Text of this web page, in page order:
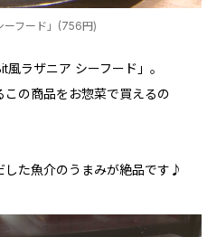
ーフード」(756円)
ラザニア シーフード」。
この商品をお惣菜で買えるの
した魚介のうまみが絶品です♪